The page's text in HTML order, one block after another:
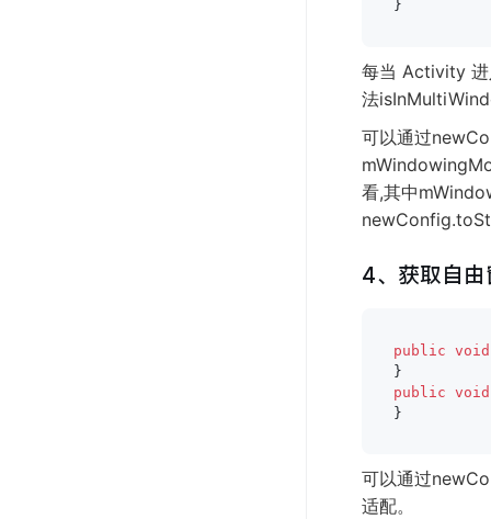
}
每当 Activity 进
法
可以通过
看,其中
4、获取自
public void
public void
}
可以通过
适配。